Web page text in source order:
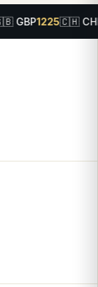
🇨🇭 CHF1030🇨🇦